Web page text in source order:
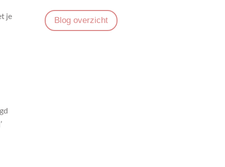
je
Blog overzicht